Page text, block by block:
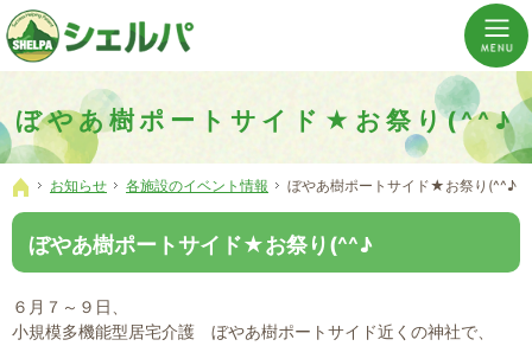
ぼやあ樹ポートサイド★お祭り(^^♪
介護の「通い・泊まり・訪問」から必要なものだけをご提供。介護のことならシェルパへ。
横浜市神奈川区 事業所数No,1の小規模多機能型居宅介護ぼやあ樹
ホーム
お知らせ 各施設のイベント情報 ぼやあ樹ポートサイド★お祭り(^^♪
ぼやあ樹ポートサイド★お祭り(^^♪
６月７～９日、
小規模多機能型居宅介護 ぼやあ樹ポートサイド近くの神社で、